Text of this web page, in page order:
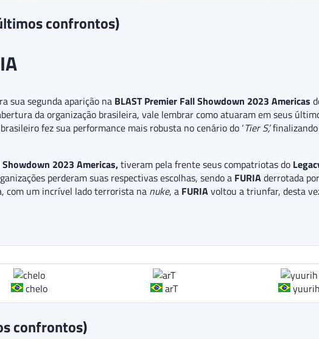
confrontos)
sua segunda aparição na BLAST Premier Fall Showdown 2023 Americas
da organização brasileira, vale lembrar como atuaram em seus
fez sua performance mais robusta no cenário do ‘Tier S’,
Showdown 2023 Americas,tiveram pela frente seus compatriotas do
perderam suas respectivas escolhas, sendo a FURIAderrotada
com um incrível lado terrorista na nuke, a FURIAvoltou a triunfar, desta
chelo arT yuurih
confrontos)